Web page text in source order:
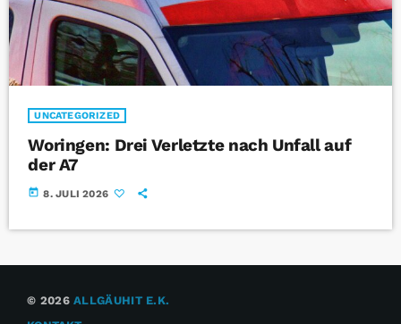
UNCATEGORIZED
Woringen: Drei Verletzte nach Unfall auf
der A7
today 8. JULI 2026
© 2026ALLGÄUHIT E.K.